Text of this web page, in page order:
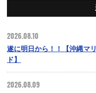
2026.08.10
遂に明日から！！【沖縄マ
ド】
2026.08.09